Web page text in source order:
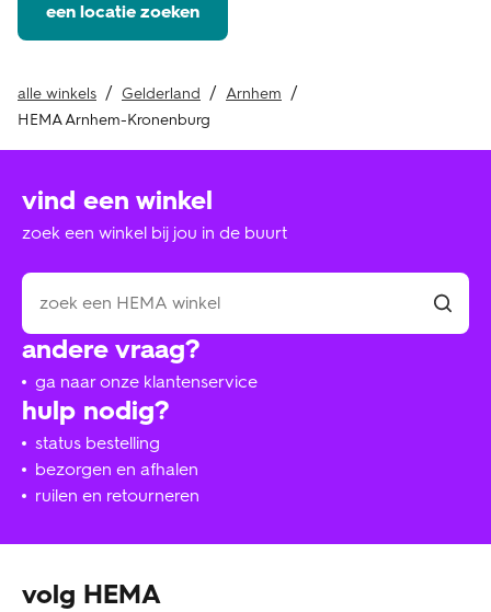
een locatie zoeken
alle winkels Gelderland
Arnhem
HEMA Arnhem-Kronenburg
hulp nodig?
status bestelling
bezorgen en afhalen
ruilen en retourneren
andere vraag?
ga naar onze klantenservice
vind een winkel
zoek een winkel bij jou in de buurt
volg HEMA